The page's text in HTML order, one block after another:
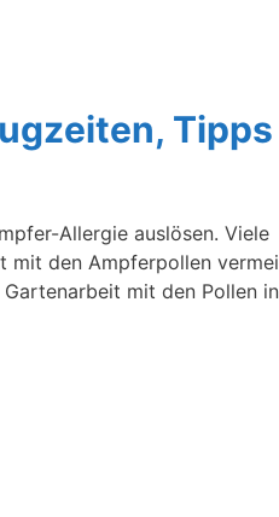
Tipps
Allergie auslösen. Viele
mit den Ampferpollen
mit den Pollen in